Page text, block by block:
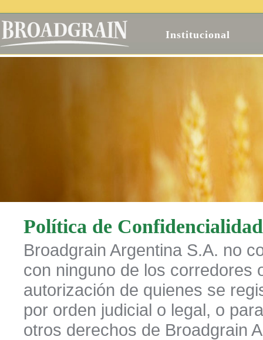
Institucional
Política de Confidencialidad
Broadgrain Argentina S.A. no
con ninguno de los corredores
autorización de quienes se
por orden judicial o legal, o
otros derechos de Broadgrain